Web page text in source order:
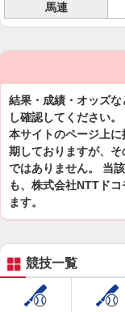
馬連
結果・成績・オッズ
し確認してください。
本サイトのページ上
期しておりますが、
ではありません。 当
も、株式会社NTTド
ます。
競技一覧